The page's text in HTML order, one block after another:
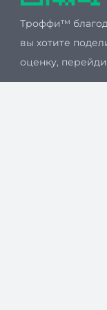
Троффи™
вы хотите
оценку,